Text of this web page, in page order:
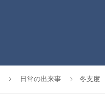
日常の出来事 冬支度